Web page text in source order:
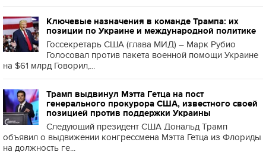
Ключевые назначения в команде Трампа: их
позиции по Украине и международной политике
Госсекретарь США (глава МИД) – Марк Рубио
Голосовал против пакета военной помощи Украине
на $61 млрд Говорил,...
Трамп выдвинул Мэтта Гетца на пост
генерального прокурора США, известного своей
позицией против поддержки Украины
Следующий президент США Дональд Трамп
объявил о выдвижении конгрессмена Мэтта Гетца из Флориды
на должность ге...